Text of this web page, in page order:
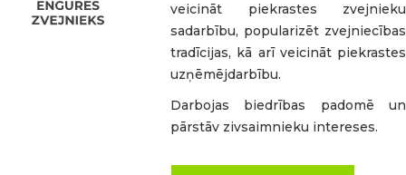
veicināt piekrastes zvejnieku
sadarbību, popularizēt zvejniecības
tradīcijas, kā arī veicināt piekrastes
uzņēmējdarbību.
Darbojas biedrības padomē un
pārstāv zivsaimnieku intereses.